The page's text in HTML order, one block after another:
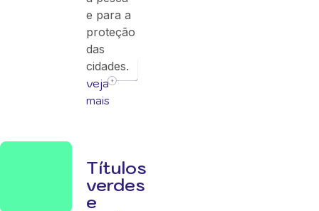
e para a
proteção
das
cidades.
veja
mais
Títulos
verdes
e